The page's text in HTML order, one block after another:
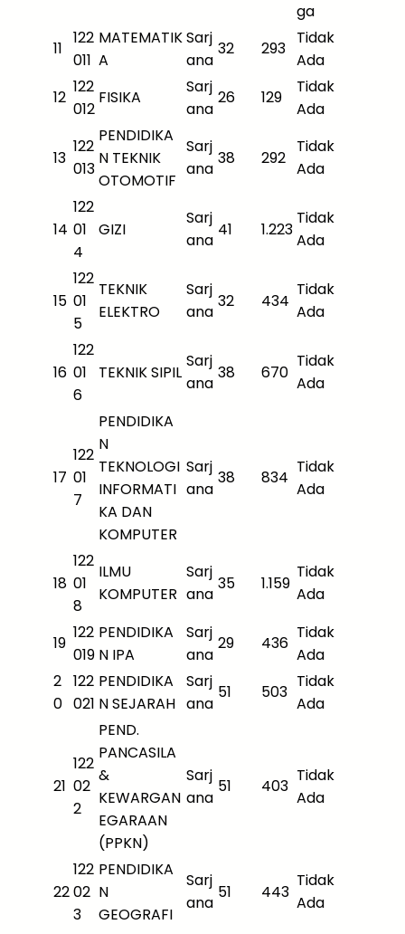
ga
11
122
011
MATEMATIK
A
Sarj
ana
32 293
Tidak
Ada
12
122
012
FISIKA
Sarj
ana
26 129
Tidak
Ada
13
122
013
PENDIDIKA
N TEKNIK
OTOMOTIF
Sarj
ana
38 292
Tidak
Ada
14
122
01
4
GIZI
Sarj
ana
41 1.223
Tidak
Ada
15
122
01
5
TEKNIK
ELEKTRO
Sarj
ana
32 434
Tidak
Ada
16
122
01
6
TEKNIK SIPIL
Sarj
ana
38 670
Tidak
Ada
17
122
01
7
PENDIDIKA
N
TEKNOLOGI
INFORMATI
KA DAN
KOMPUTER
Sarj
ana
38 834
Tidak
Ada
18
122
01
8
ILMU
KOMPUTER
Sarj
ana
35 1.159
Tidak
Ada
19
122
019
PENDIDIKA
N IPA
Sarj
ana
29 436
Tidak
Ada
2
0
122
021
PENDIDIKA
N SEJARAH
Sarj
ana
51 503
Tidak
Ada
21
122
02
2
PEND.
PANCASILA
&
KEWARGAN
EGARAAN
(PPKN)
Sarj
ana
51 403
Tidak
Ada
22
122
02
3
PENDIDIKA
N
GEOGRAFI
Sarj
ana
51 443
Tidak
Ada